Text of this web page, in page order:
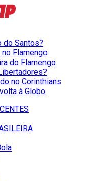
do Santos?
no Flamengo
do Flamengo
no Corinthians
à Globo